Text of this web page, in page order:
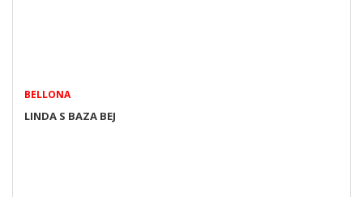
BELLONA
LINDA S BAZA BEJ